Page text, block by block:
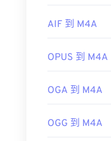
開發者： ISO/
https://
AIF 到 M4A
OPUS 到 M4A
OGA 到 M4A
OGG 到 M4A